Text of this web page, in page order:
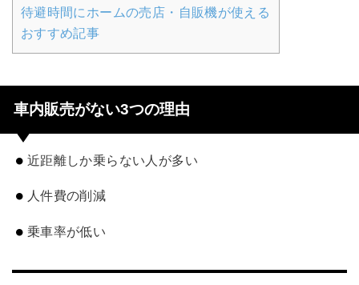
待避時間にホームの売店・自販機が使える
おすすめ記事
車内販売がない3つの理由
近距離しか乗らない人が多い
人件費の削減
乗車率が低い